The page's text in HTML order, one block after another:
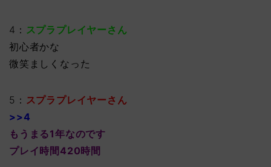
4： スプラプレイヤーさん
初心者かな
微笑ましくなった
5： スプラプレイヤーさん
>>4
もうまる1年なのです
プレイ時間420時間